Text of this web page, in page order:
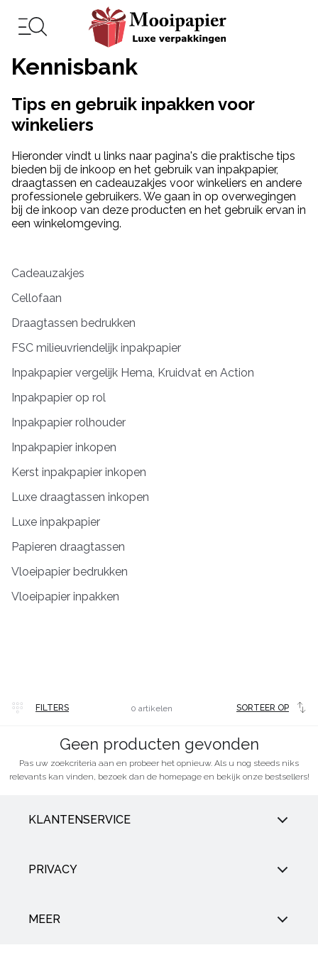
Kennisbank
Tips en gebruik inpakken voor
winkeliers
Hieronder vindt u links naar pagina's die praktische tips
bieden bij de inkoop en het gebruik van inpakpapier,
draagtassen en cadeauzakjes voor winkeliers en andere
professionele gebruikers. We gaan in op overwegingen
bij de inkoop van deze producten en het gebruik ervan in
een winkelomgeving.
Cadeauzakjes
Cellofaan
Draagtassen bedrukken
FSC milieuvriendelijk inpakpapier
Inpakpapier vergelijk Hema, Kruidvat en Action
Inpakpapier op rol
Inpakpapier rolhouder
Inpakpapier inkopen
Kerst inpakpapier inkopen
Luxe draagtassen inkopen
Luxe inpakpapier
Papieren draagtassen
Vloeipapier bedrukken
Vloeipapier inpakken
FILTERS SORTEER OP
0 artikelen
Geen producten gevonden
Pas uw zoekcriteria aan en probeer het opnieuw. Als u nog steeds niks
relevants kan vinden, bezoek dan de homepage en bekijk onze bestsellers!
KLANTENSERVICE
PRIVACY
MEER